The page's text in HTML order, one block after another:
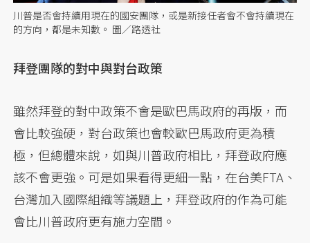
川普是否會持續用現在的國安團隊，或是新接任者會不會持續現在
的方向，都是未知數。 圖／路透社
拜登團隊的對中與對台政策
雖然拜登的對中政策不會是歐巴馬政府的再版，而
會比較強硬，對台政策也會較歐巴馬政府更為積
極，但總體來說，如與川普政府相比，拜登政府應
該不會更強。可是如果看得更細一點，在台美FTA、
台灣加入國際組織等議題上，拜登政府的作為可能
會比川普政府更有施力空間。